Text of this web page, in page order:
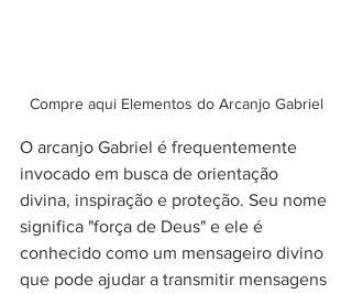
Compre aqui Elementos do Arcanjo Gabriel
O arcanjo Gabriel é frequentemente
invocado em busca de orientação
divina, inspiração e proteção. Seu nome
significa "força de Deus" e ele é
conhecido como um mensageiro divino
que pode ajudar a transmitir mensagens